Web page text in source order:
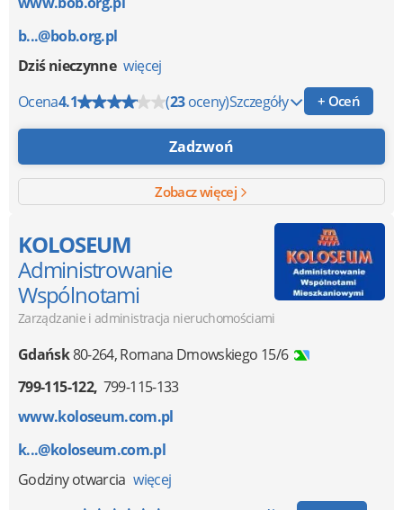
b...@bob.org.pl
Dziś nieczynne więcej
Ocena4.1 (23oceny)Szczegóły + Oceń
Zadzwoń
Zobacz więcej
KOLOSEUM
Administrowanie
Wspólnotami
Zarządzanie i administracja nieruchomościami
Gdańsk80-264,Romana Dmowskiego 15/6
799-115-122 799-115-133
www.koloseum.com.pl
k...@koloseum.com.pl
Godziny otwarcia więcej